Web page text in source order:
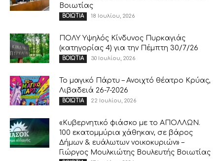
Βοιωτίας
ΒΟΙΩΤΙΑ 18 Ιουλίου, 2026
ΠΟΛΥ Υψηλός Κίνδυνος Πυρκαγιάς
(κατηγορίας 4) για την Πέμπτη 30/7/26
ΒΟΙΩΤΙΑ 30 Ιουλίου, 2026
Το μαγικό Πάρτυ – Ανοιχτό θέατρο Κρύας,
Λιβαδειά 26-7-2026
ΒΟΙΩΤΙΑ 22 Ιουλίου, 2026
«Κυβερνητικό φιάσκο με το ΑΠΟΛΛΩΝ.
100 εκατομμύρια χάθηκαν, σε βάρος
Δήμων & ευάλωτων νοικοκυριών» –
Γιώργος Μουλκιώτης Βουλευτής Βοιωτίας